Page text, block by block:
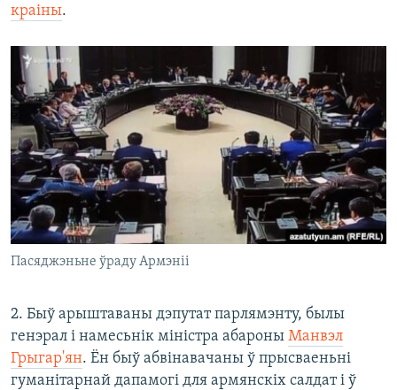
краіны.
Пасяджэньне ўраду Армэніі
2. Быў арыштаваны дэпутат парлямэнту, былы
генэрал і намесьнік міністра абароны Манвэл
Грыгар'ян. Ён быў абвінавачаны ў прысваеньні
гуманітарнай дапамогі для армянскіх салдат і ў